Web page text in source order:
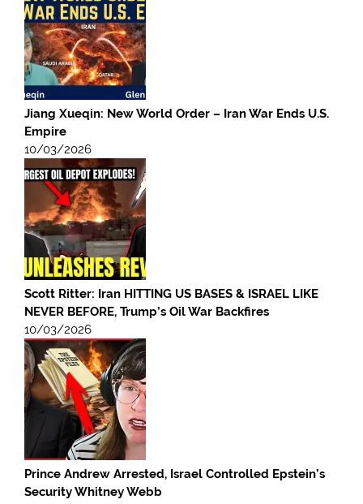
Jiang Xueqin: New World Order – Iran War Ends U.S.
Empire
10/03/2026
Scott Ritter: Iran HITTING US BASES & ISRAEL LIKE
NEVER BEFORE, Trump’s Oil War Backfires
10/03/2026
Prince Andrew Arrested, Israel Controlled Epstein’s
Security Whitney Webb